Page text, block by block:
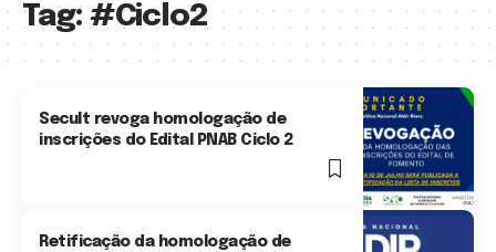
Tag: #Ciclo2
Secult revoga homologação de
inscrições do Edital PNAB Ciclo 2
Retificação da homologação de